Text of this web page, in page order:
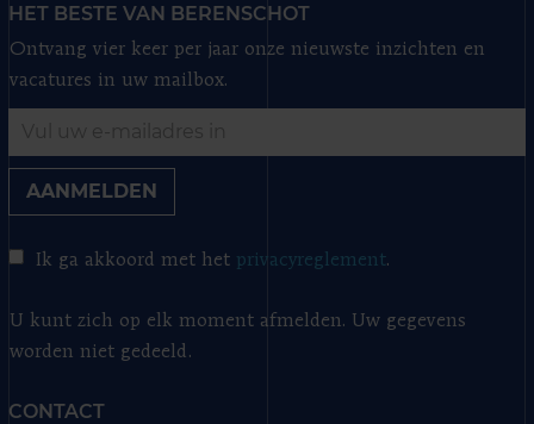
HET BESTE VAN BERENSCHOT
Ontvang vier keer per jaar onze nieuwste inzichten en
vacatures in uw mailbox.
AANMELDEN
Ik ga akkoord met het privacyreglement.
U kunt zich op elk moment afmelden. Uw gegevens
worden niet gedeeld.
CONTACT